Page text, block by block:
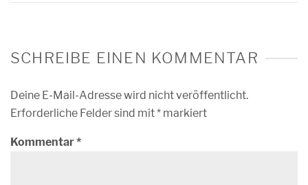
SCHREIBE EINEN KOMMENTAR
Deine E-Mail-Adresse wird nicht veröffentlicht.
Erforderliche Felder sind mit* markiert
Kommentar*